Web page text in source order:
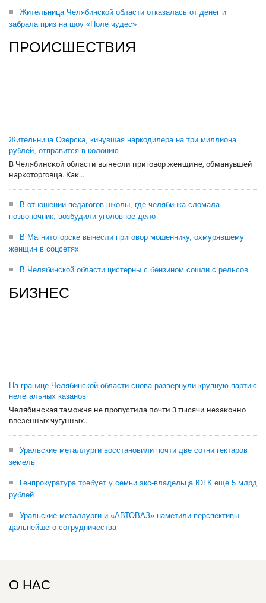
Жительница Челябинской области отказалась от денег и
забрала приз на шоу «Поле чудес»
ПРОИСШЕСТВИЯ
Жительница Озерска, кинувшая наркодилера на три миллиона
рублей, отправится в колонию
В Челябинской области вынесли приговор женщине, обманувшей
наркоторговца. Как...
В отношении педагогов школы, где челябинка сломала
позвоночник, возбудили уголовное дело
В Магнитогорске вынесли приговор мошеннику, охмурявшему
женщин в соцсетях
В Челябинской области цистерны с бензином сошли с рельсов
БИЗНЕС
На границе Челябинской области снова развернули крупную партию
нелегальных казанов
Челябинская таможня не пропустила почти 3 тысячи незаконно
ввезенных чугунных...
Уральские металлурги восстановили почти две сотни гектаров
земель
Генпрокуратура требует у семьи экс-владельца ЮГК еще 5 млрд
рублей
Уральские металлурги и «АВТОВАЗ» наметили перспективы
дальнейшего сотрудничества
О НАС